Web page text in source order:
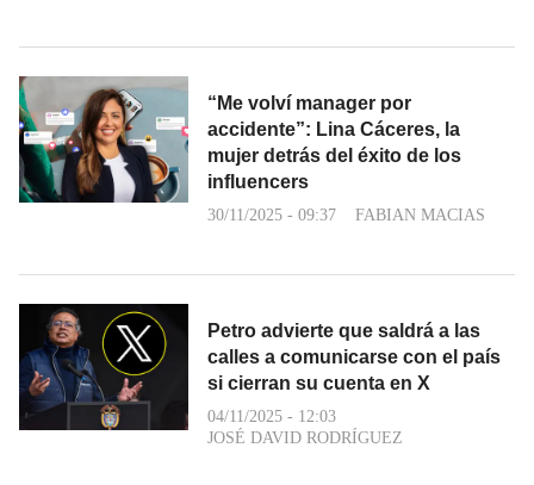
“Me volví manager por
accidente”: Lina Cáceres, la
mujer detrás del éxito de los
influencers
30/11/2025 - 09:37 FABIAN MACIAS
Petro advierte que saldrá a las
calles a comunicarse con el país
si cierran su cuenta en X
04/11/2025 - 12:03
JOSÉ DAVID RODRÍGUEZ